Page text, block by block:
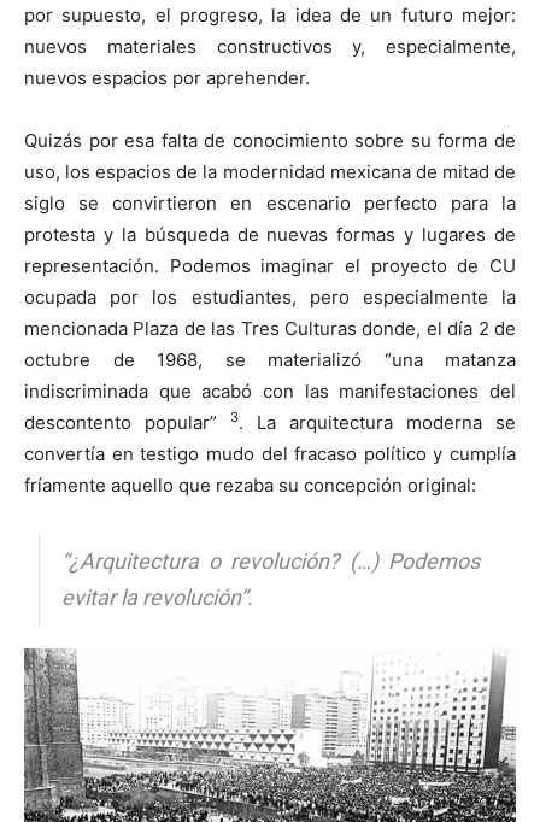
por supuesto, el progreso, la idea de un futuro mejor:
nuevos materiales constructivos y, especialmente,
nuevos espacios por aprehender.
Quizás por esa falta de conocimiento sobre su forma de
uso, los espacios de la modernidad mexicana de mitad de
siglo se convirtieron en escenario perfecto para la
protesta y la búsqueda de nuevas formas y lugares de
representación. Podemos imaginar el proyecto de CU
ocupada por los estudiantes, pero especialmente la
mencionada Plaza de las Tres Culturas donde, el día 2 de
octubre de 1968, se materializó “una matanza
indiscriminada que acabó con las manifestaciones del
descontento popular”
3. La arquitectura moderna se
convertía en testigo mudo del fracaso político y cumplía
fríamente aquello que rezaba su concepción original:
“¿Arquitectura o revolución? (…) Podemos
evitar la revolución”.